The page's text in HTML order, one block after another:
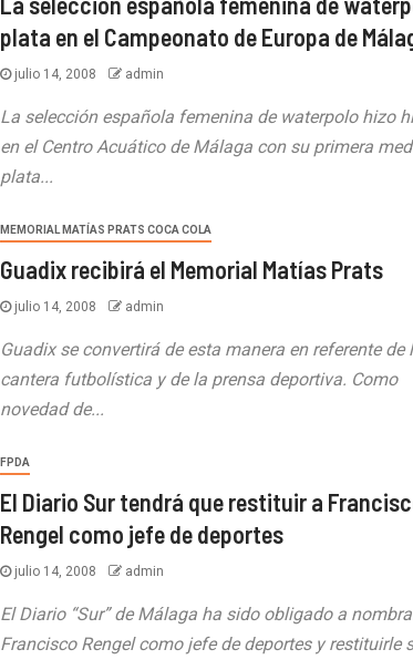
plata en el Campeonato de Europa de
julio 14, 2008 admin
La selección española femenina de waterpolo hizo
en el Centro Acuático de Málaga con su primera
plata...
MEMORIAL MATÍAS PRATS COCA COLA
Guadix recibirá el Memorial Matías Prats
julio 14, 2008 admin
Guadix se convertirá de esta manera en referente de
cantera futbolística y de la prensa deportiva. Como
novedad de...
FPDA
El Diario Sur tendrá que restituir a
Rengel como jefe de deportes
julio 14, 2008 admin
El Diario “Sur” de Málaga ha sido obligado a
Francisco Rengel como jefe de deportes y restituirle